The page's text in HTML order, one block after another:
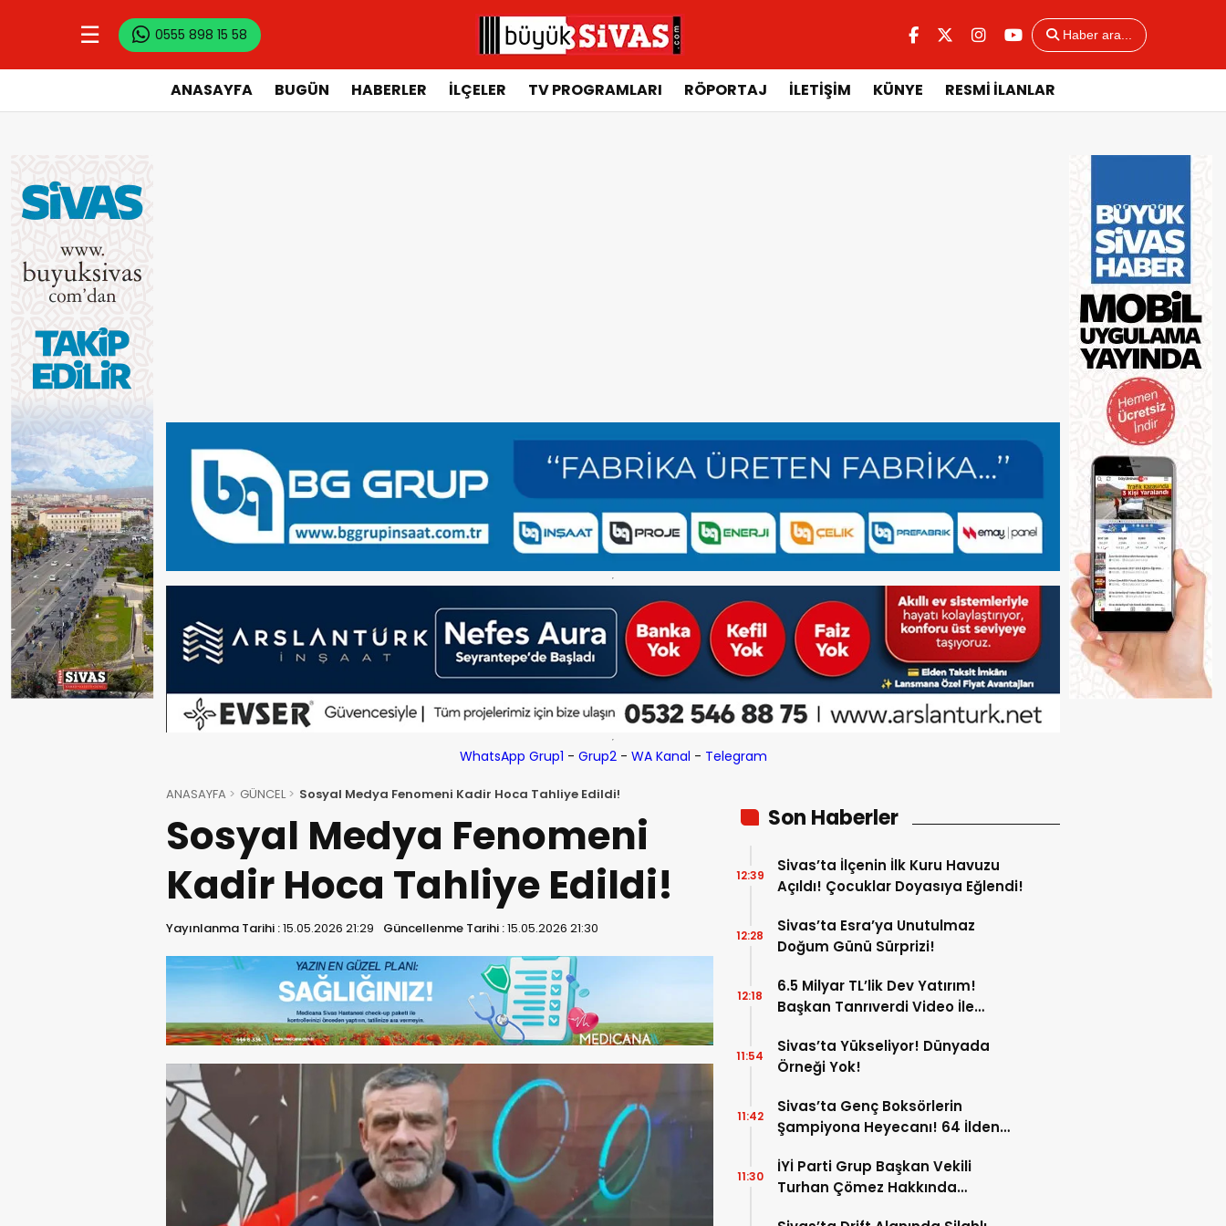
☰ 0555 898 15 58 Haber ara...
ANASAYFA BUGÜN HABERLER İLÇELER TV PROGRAMLARI RÖPORTAJ İLETİŞİM KÜNYE RESMİ İLANLAR
WhatsApp Grup1 - Grup2- WA Kanal - Telegram
ANASAYFA GÜNCEL Sosyal Medya Fenomeni Kadir Hoca Tahliye Edildi!
Sosyal Medya Fenomeni
Kadir Hoca Tahliye Edildi!
Yayınlanma Tarihi :15.05.2026 21:29 Güncellenme Tarihi :15.05.2026 21:30
Son Haberler
Sivas’ta İlçenin İlk Kuru Havuzu
Açıldı! Çocuklar Doyasıya Eğlendi!
12:39
Sivas’ta Esra’ya Unutulmaz
Doğum Günü Sürprizi!
12:28
6.5 Milyar TL’lik Dev Yatırım!
Başkan Tanrıverdi Video İle
12:18
Sivas’ta Yükseliyor! Dünyada
Örneği Yok!
11:54
Sivas’ta Genç Boksörlerin
Şampiyona Heyecanı! 64 İlden
11:42
İYİ Parti Grup Başkan Vekili
Turhan Çömez Hakkında
11:30